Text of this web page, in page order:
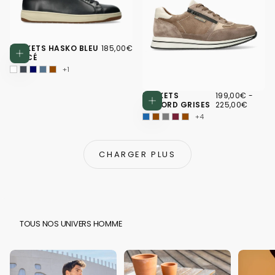
Choisissez des options
BASKETS HASKO BLEU
FONCÉ
185,00€
PRIX
185,00€
+1
Choisissez
BASKETS
GILFORD GRISES
199,00€
PRIX
MINIMUM
199,00€ -
225,00€
+4
CHARGER PLUS
TOUS NOS UNIVERS HOMME